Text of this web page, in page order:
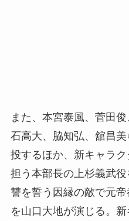
また、本宮泰風、菅田
石高大、脇知弘、舘昌
投するほか、新キャラ
担う本部長の上杉義武
讐を誓う因縁の敵で元
を山口大地が演じる。